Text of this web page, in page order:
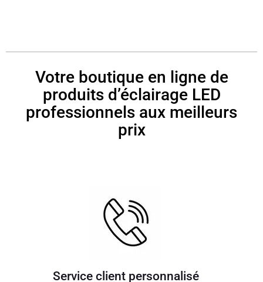
Votre boutique en ligne de
produits d’éclairage LED
professionnels aux meilleurs
prix
Service client personnalisé